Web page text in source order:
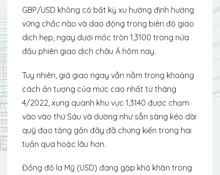
GBP/USD không có bất kỳ xu hướng định hướng
vững chắc nào và dao động trong biên độ giao
dịch hẹp, ngay dưới mốc tròn 1,3100 trong nửa
đầu phiên giao dịch châu Á hôm nay.
Tuy nhiên, giá giao ngay vẫn nằm trong khoảng
cách ấn tượng của mức cao nhất từ tháng
4/2022, xung quanh khu vực 1,3140 được chạm
vào vào thứ Sáu và dường như sẵn sàng kéo dài
quỹ đạo tăng gần đây đã chứng kiến ​​trong hai
tuần qua hoặc lâu hơn.
Đồng đô la Mỹ (USD) đang gặp khó khăn trong